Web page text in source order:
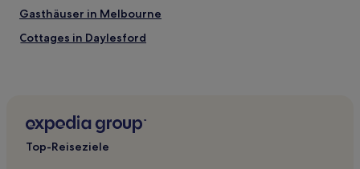
Gasthäuser in Melbourne
Cottages in Daylesford
Luxus in West Melbourne
Hotels mit Küchenzeile in East Melbourne
Top-Reiseziele